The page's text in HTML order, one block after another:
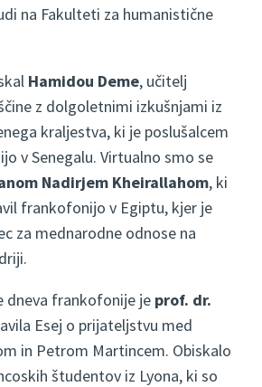
na Fakulteti za humanistične
Hamidou Deme, učitelj
z dolgoletnimi izkušnjami iz
kraljestva, ki je poslušalcem
v Senegalu. Virtualno smo se
Nadirjem Kheirallahom, ki
frankofonijo v Egiptu, kjer je
za mednarodne odnose na
dneva frankofonije je prof. dr.
Esej o prijateljstvu med
in Petrom Martincem. Obiskalo
študentov iz Lyona, ki so